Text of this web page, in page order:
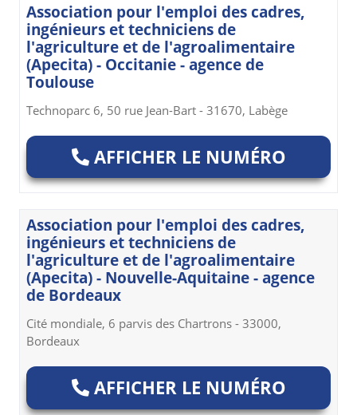
Association pour l'emploi des cadres,
ingénieurs et techniciens de
l'agriculture et de l'agroalimentaire
(Apecita) - Occitanie - agence de
Toulouse
Technoparc 6, 50 rue Jean-Bart - 31670, Labège
AFFICHER LE NUMÉRO
Association pour l'emploi des cadres,
ingénieurs et techniciens de
l'agriculture et de l'agroalimentaire
(Apecita) - Nouvelle-Aquitaine - agence
de Bordeaux
Cité mondiale, 6 parvis des Chartrons - 33000,
Bordeaux
AFFICHER LE NUMÉRO